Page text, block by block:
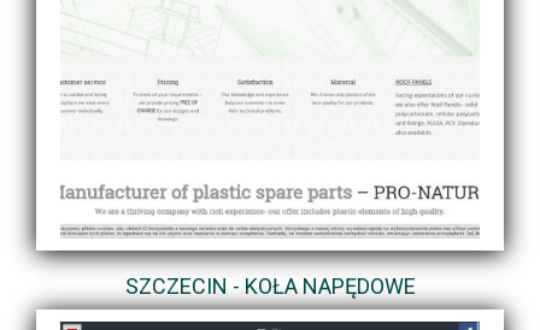
SZCZECIN - KOŁA NAPĘDOWE